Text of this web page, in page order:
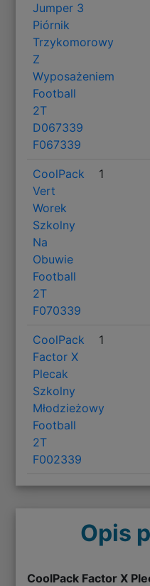
Jumper 3
Piórnik
Trzykomorowy
Z
Wyposażeniem
Football
2T
D067339
F067339
CoolPack
Vert
Worek
Szkolny
Na
Obuwie
Football
2T
F070339
1
CoolPack
Factor X
Plecak
Szkolny
Młodzieżowy
Football
2T
F002339
1
Opis
CoolPack Factor X